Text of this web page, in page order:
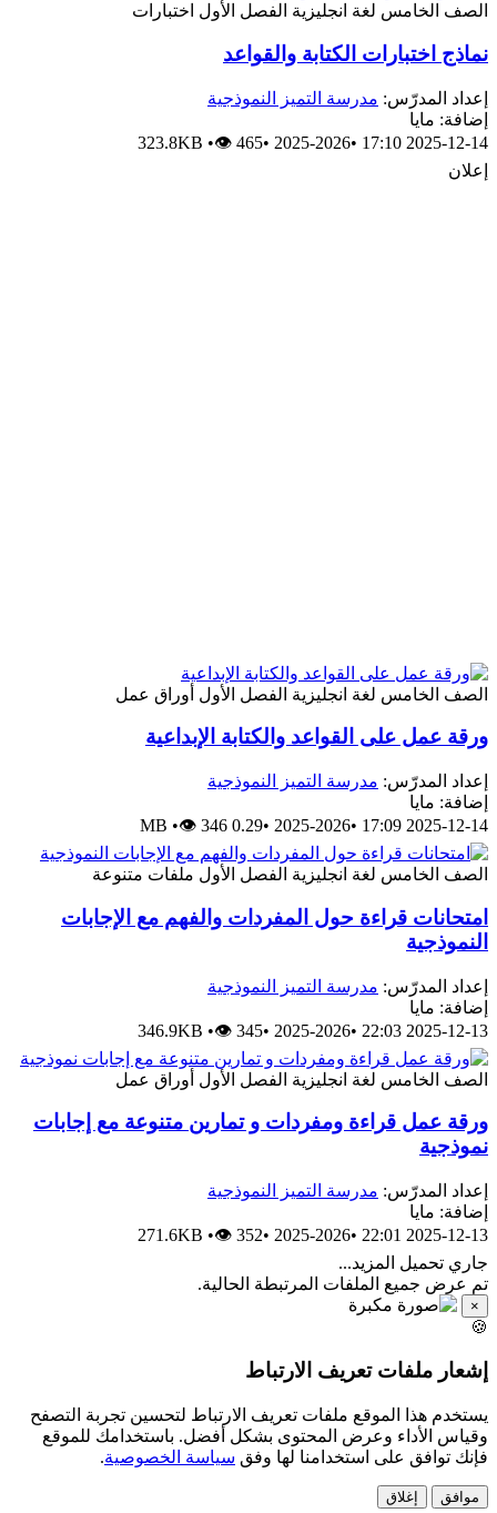
الصف الخامس لغة انجليزية الفصل الأول اختبارات
نماذج اختبارات الكتابة والقواعد
إعداد المدرّس: مدرسة التميز النموذجية
إضافة: مايا
2025-12-14 17:10
•
2025-2026
•
323.8KB •👁 465
إعلان
الصف الخامس لغة انجليزية الفصل الأول أوراق عمل
ورقة عمل على القواعد والكتابة الإبداعية
إعداد المدرّس: مدرسة التميز النموذجية
إضافة: مايا
2025-12-14 17:09
•
2025-2026
•
0.29 MB
•👁 346
الصف الخامس لغة انجليزية الفصل الأول ملفات متنوعة
امتحانات قراءة حول المفردات والفهم مع الإجابات
النموذجية
إعداد المدرّس: مدرسة التميز النموذجية
إضافة: مايا
2025-12-13 22:03
•
2025-2026
•
346.9KB •👁 345
الصف الخامس لغة انجليزية الفصل الأول أوراق عمل
ورقة عمل قراءة ومفردات و تمارين متنوعة مع إجابات
نموذجية
إعداد المدرّس: مدرسة التميز النموذجية
إضافة: مايا
2025-12-13 22:01
•
2025-2026
•
271.6KB •👁 352
جاري تحميل المزيد...
تم عرض جميع الملفات المرتبطة الحالية.
×
🍪
إشعار ملفات تعريف الارتباط
يستخدم هذا الموقع ملفات تعريف الارتباط لتحسين تجربة التصفح
وقياس الأداء وعرض المحتوى بشكل أفضل. باستخدامك للموقع
فإنك توافق على استخدامنا لها وفق سياسة الخصوصية.
موافق إغلاق